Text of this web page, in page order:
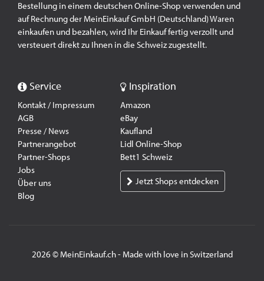
Bestellung in einem deutschen Online-Shop verwenden und
auf Rechnung der MeinEinkauf GmbH (Deutschland) Waren
einkaufen und bezahlen, wird Ihr Einkauf fertig verzollt und
versteuert direkt zu Ihnen in die Schweiz zugestellt.
Service
Kontakt / Impressum
AGB
Presse / News
Partnerangebot
Partner-Shops
Jobs
Über uns
Blog
Inspiration
Amazon
eBay
Kaufland
Lidl Online-Shop
Bett1 Schweiz
Jetzt Shops entdecken
2026 © MeinEinkauf.ch - Made with love in Switzerland